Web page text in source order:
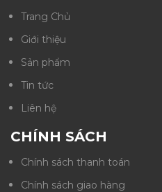
Trang Chủ
Giới thiệu
Sản phẩm
Tin tức
Liên hệ
CHÍNH SÁCH
Chính sách thanh toán
Chính sách giao hàng